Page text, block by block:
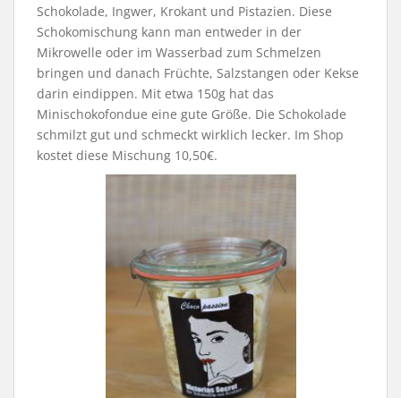
Schokolade, Ingwer, Krokant und Pistazien. Diese
Schokomischung kann man entweder in der
Mikrowelle oder im Wasserbad zum Schmelzen
bringen und danach Früchte, Salzstangen oder Kekse
darin eindippen. Mit etwa 150g hat das
Minischokofondue eine gute Größe. Die Schokolade
schmilzt gut und schmeckt wirklich lecker. Im Shop
kostet diese Mischung 10,50€.